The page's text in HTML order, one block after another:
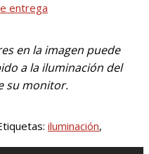
entrega
en la imagen puede
a la iluminación del
su monitor.
iluminación,